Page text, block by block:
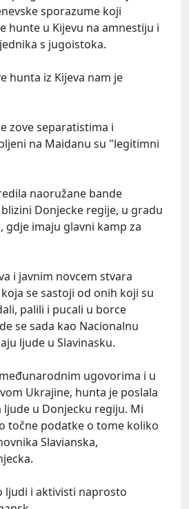
sporazume koji
hunte u Kijevu na amnestiju i
s jugoistoka.
hunta iz Kijeva nam je
zove separatistima i
na Maidanu su "legitimni
naoružane bande
Donjecke regije, u gradu
imaju glavni kamp za
i javnim novcem stvara
se sastoji od onih koji su
palili i pucali u borce
se sada kao Nacionalnu
ljude u Slavinasku.
ugovorima i u
Ukrajine, hunta je poslala
u Donjecku regiju. Mi
točne podatke o tome koliko
Slavianska,
ljudi i aktivisti naprosto